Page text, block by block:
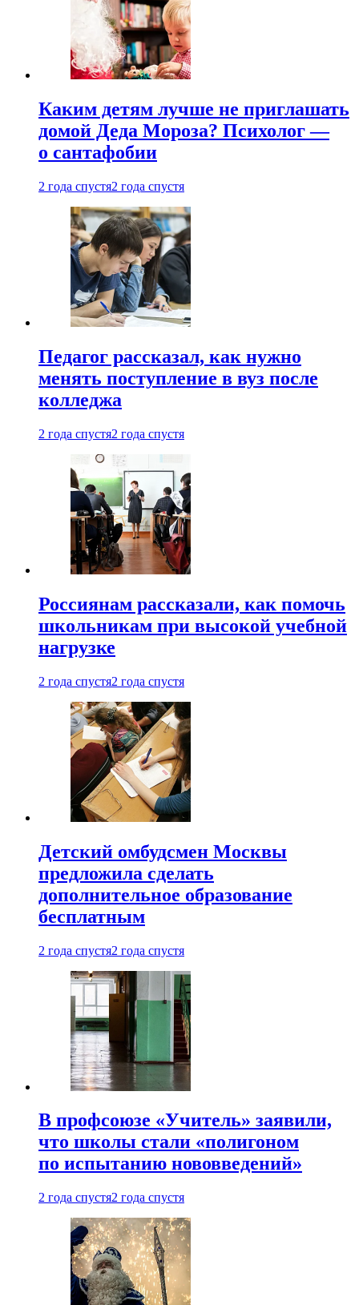
Каким детям лучше не приглашать
домой Деда Мороза? Психолог —
о сантафобии
2 года спустя2 года спустя
Педагог рассказал, как нужно
менять поступление в вуз после
колледжа
2 года спустя2 года спустя
Россиянам рассказали, как помочь
школьникам при высокой учебной
нагрузке
2 года спустя2 года спустя
Детский омбудсмен Москвы
предложила сделать
дополнительное образование
бесплатным
2 года спустя2 года спустя
В профсоюзе «Учитель» заявили,
что школы стали «полигоном
по испытанию нововведений»
2 года спустя2 года спустя